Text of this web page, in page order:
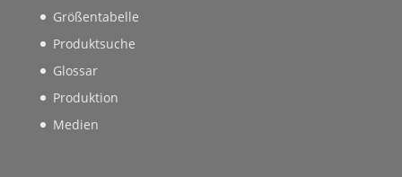
Größentabelle
Produktsuche
Glossar
Produktion
Medien